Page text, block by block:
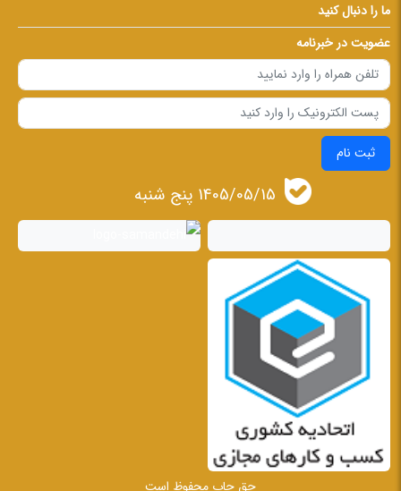
ما را دنبال کنید
عضویت در خبرنامه
ثبت نام
1405/05/15 پنج شنبه
حق چاپ محفوظ است